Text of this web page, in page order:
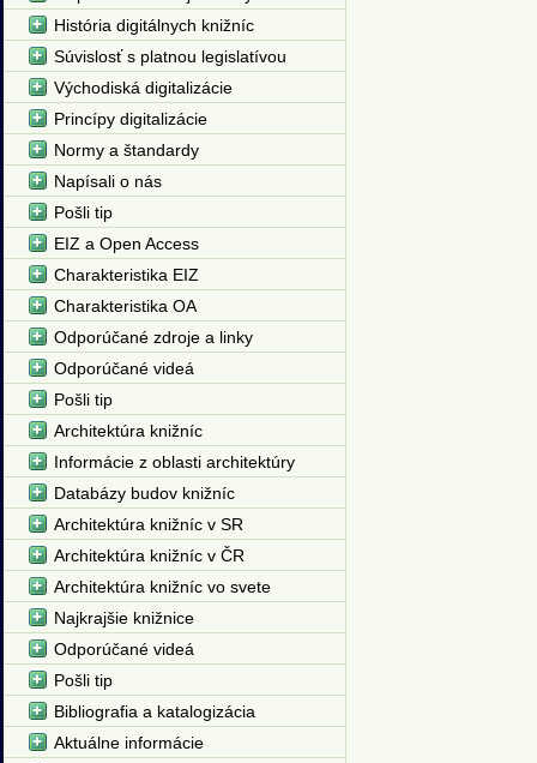
História digitálnych knižníc
Súvislosť s platnou legislatívou
Východiská digitalizácie
Princípy digitalizácie
Normy a štandardy
Napísali o nás
Pošli tip
EIZ a Open Access
Charakteristika EIZ
Charakteristika OA
Odporúčané zdroje a linky
Odporúčané videá
Pošli tip
Architektúra knižníc
Informácie z oblasti architektúry
Databázy budov knižníc
Architektúra knižníc v SR
Architektúra knižníc v ČR
Architektúra knižníc vo svete
Najkrajšie knižnice
Odporúčané videá
Pošli tip
Bibliografia a katalogizácia
Aktuálne informácie